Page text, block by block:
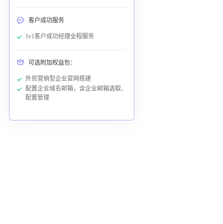
客户成功服务
1v1客户成功经理全程服务
可选附加权益包：
外贸营销型企业官网搭建
配置企业域名邮箱，含企业邮箱选取、
配置管理